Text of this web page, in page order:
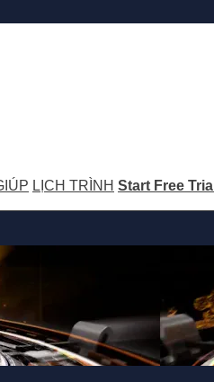
LỊCH TRÌNH Start Free Trial